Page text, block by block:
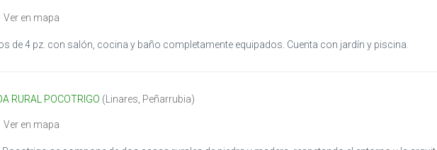
Ver en mapa
de 4 pz. con salón, cocina y baño completamente equipados. Cuenta con jardín y piscina.
RURAL POCOTRIGO (Linares, Peñarrubia)
Ver en mapa